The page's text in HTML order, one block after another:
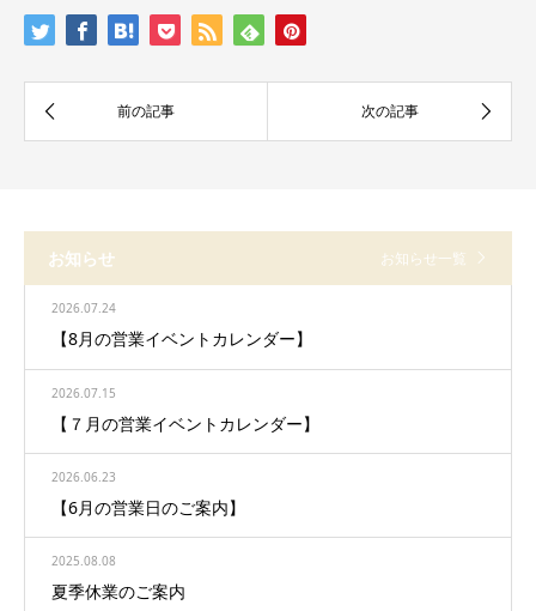
お知らせ お知らせ一覧
2026.07.24
【8月の営業イベントカレンダー】
2026.07.15
【７月の営業イベントカレンダー】
2026.06.23
【6月の営業日のご案内】
2025.08.08
夏季休業のご案内